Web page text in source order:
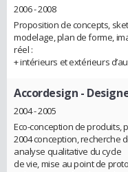
2006 - 2008
Proposition de concepts,
modelage, plan de forme,
réel :
+ intérieurs et extérieurs
Accordesign -
2004 - 2005
Eco-conception de produits,
2004 conception, recherche
analyse qualitative du cycle
de vie, mise au point de